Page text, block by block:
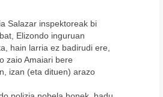
Salazar inspektoreak bi
Elizondo inguruan
hain larria ez badirudi ere,
zaio Amaiari bere
izan (eta dituen) arazo